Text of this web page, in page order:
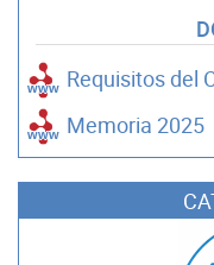
Requisitos del
Memoria 2025